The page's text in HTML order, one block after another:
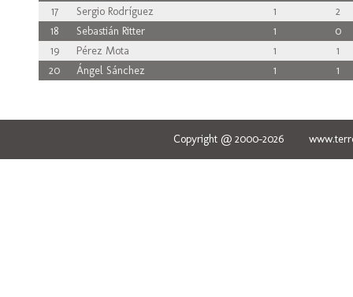
17
Sergio Rodríguez 1
2
18
Sebastián Ritter 1
0
19
Pérez Mota 1
1
20
Ángel Sánchez 1 1
Copyright @ 2000-2026